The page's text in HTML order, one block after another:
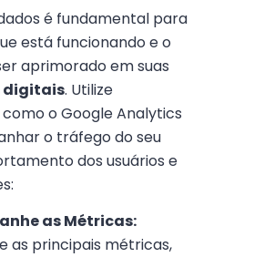
é fundamental para
está funcionando e o
aprimorado em suas
digitais. Utilize
o Google Analytics
o tráfego do seu
dos usuários e
as Métricas:
as principais métricas,